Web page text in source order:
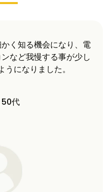
我が家では投資分は
す。その後も太陽光